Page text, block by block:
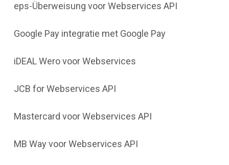
eps-Überweisung voor Webservices API
Google Pay integratie met Google Pay
iDEAL Wero voor Webservices
JCB for Webservices API
Mastercard voor Webservices API
MB Way voor Webservices API